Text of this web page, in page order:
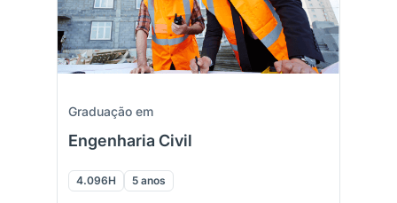
Graduação em
Engenharia Civil
4.096H 5 anos